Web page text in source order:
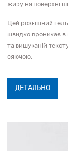
жиру на поверхні
Цей розкішний
швидко проникає в
та вишуканій
сяючою.
ДЕТАЛЬНО